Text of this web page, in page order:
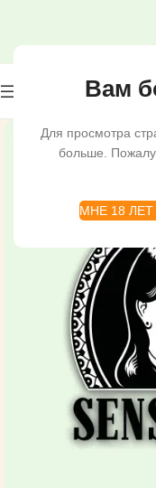
Вам
Для просмотра
больше.
МНЕ 18